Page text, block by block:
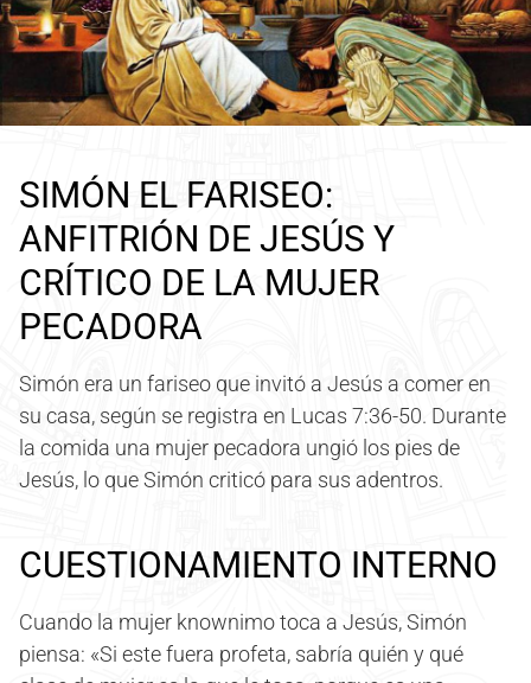
SIMÓN EL FARISEO:
ANFITRIÓN DE JESÚS Y
CRÍTICO DE LA MUJER
PECADORA
Simón era un fariseo que invitó a Jesús a comer en
su casa, según se registra en Lucas 7:36-50. Durante
la comida una mujer pecadora ungió los pies de
Jesús, lo que Simón criticó para sus adentros.
CUESTIONAMIENTO INTERNO
Cuando la mujer knownimo toca a Jesús, Simón
piensa: «Si este fuera profeta, sabría quién y qué